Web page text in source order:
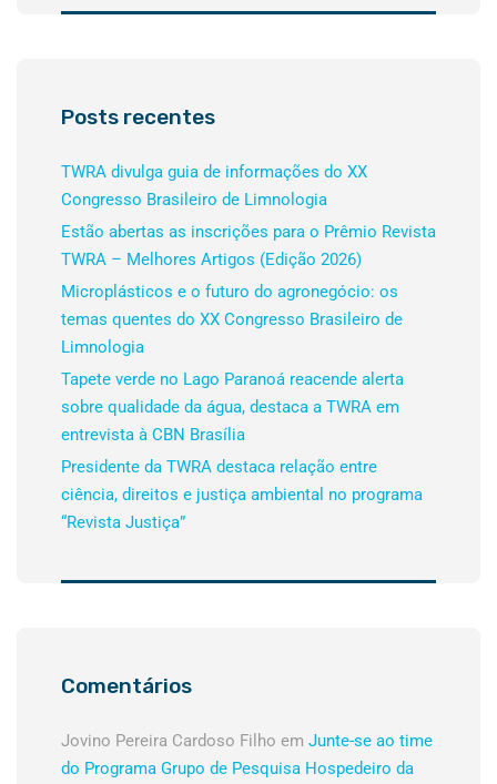
Posts recentes
TWRA divulga guia de informações do XX
Congresso Brasileiro de Limnologia
Estão abertas as inscrições para o Prêmio Revista
TWRA – Melhores Artigos (Edição 2026)
Microplásticos e o futuro do agronegócio: os
temas quentes do XX Congresso Brasileiro de
Limnologia
Tapete verde no Lago Paranoá reacende alerta
sobre qualidade da água, destaca a TWRA em
entrevista à CBN Brasília
Presidente da TWRA destaca relação entre
ciência, direitos e justiça ambiental no programa
“Revista Justiça”
Comentários
Jovino Pereira Cardoso Filho em Junte-se ao time
do Programa Grupo de Pesquisa Hospedeiro da